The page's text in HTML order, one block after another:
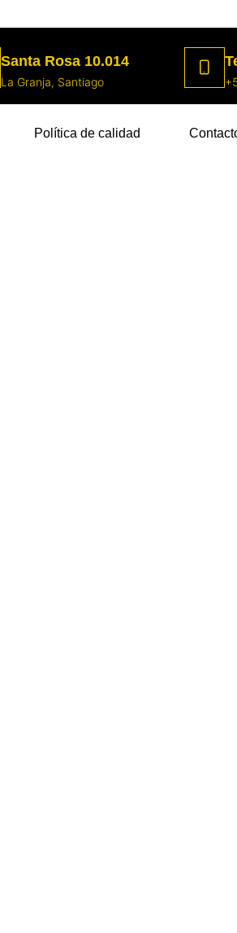
Santa Rosa 10.014
La Granja, Santiago
Política de calidad